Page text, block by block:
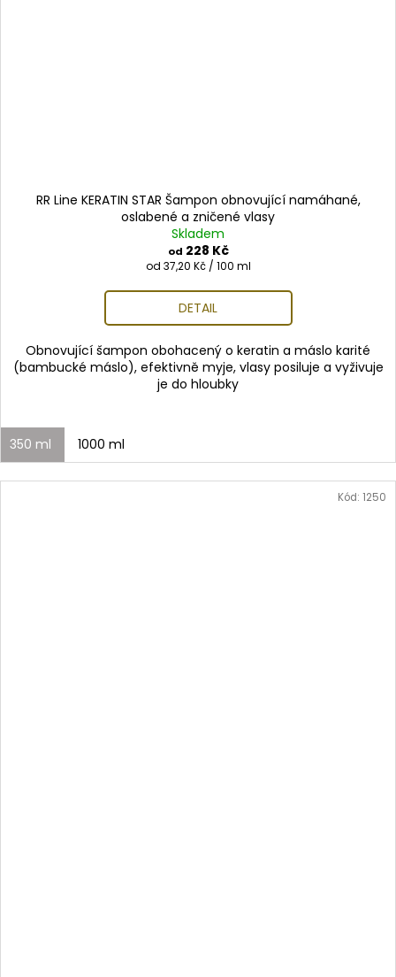
RR Line KERATIN STAR Šampon obnovující namáhané,
oslabené a zničené vlasy
Skladem
od 228 Kč
Měrná
od 37,20 Kč / 100 ml
DETAIL
Obnovující šampon obohacený o keratin a máslo karité
(bambucké máslo), efektivně myje, vlasy posiluje a vyživuje
je do hloubky
350 ml 1000 ml
Kód: 1250